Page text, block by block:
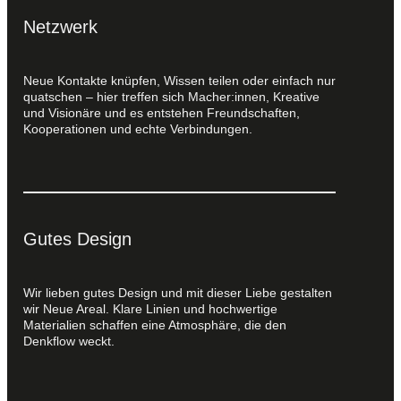
Netzwerk
Neue Kontakte knüpfen, Wissen teilen oder einfach nur
quatschen – hier treffen sich Macher:innen, Kreative
und Visionäre und es entstehen Freundschaften,
Kooperationen und echte Verbindungen.
Gutes Design
Wir lieben gutes Design und mit dieser Liebe gestalten
wir Neue Areal. Klare Linien und hochwertige
Materialien schaffen eine Atmosphäre, die den
Denkflow weckt.